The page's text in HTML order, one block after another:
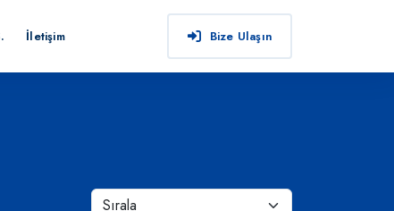
İletişim Bize Ulaşın